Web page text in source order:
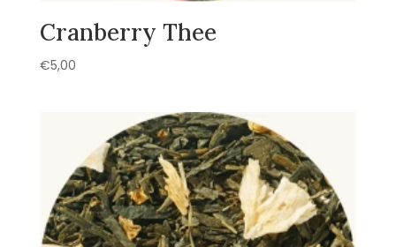
Cranberry Thee
€5,00